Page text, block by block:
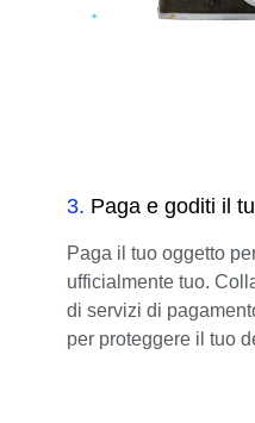
3. Paga e goditi il
Paga il tuo oggetto
ufficialmente tuo.
di servizi di
per proteggere il tuo